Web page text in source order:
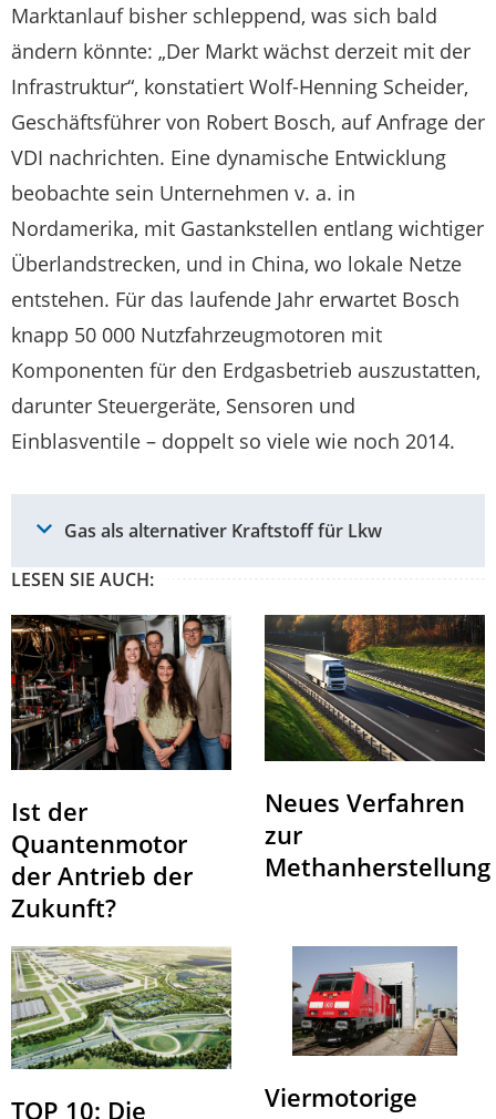
Marktanlauf bisher schleppend, was sich bald
ändern könnte: „Der Markt wächst derzeit mit der
Infrastruktur“, konstatiert Wolf-Henning Scheider,
Geschäftsführer von Robert Bosch, auf Anfrage der
VDI nachrichten. Eine dynamische Entwicklung
beobachte sein Unternehmen v. a. in
Nordamerika, mit Gastankstellen entlang wichtiger
Überlandstrecken, und in China, wo lokale Netze
entstehen. Für das laufende Jahr erwartet Bosch
knapp 50 000 Nutzfahrzeugmotoren mit
Komponenten für den Erdgasbetrieb auszustatten,
darunter Steuergeräte, Sensoren und
Einblasventile – doppelt so viele wie noch 2014.
Gas als alternativer Kraftstoff für Lkw
LESEN SIE AUCH:
Ist der
Quantenmotor
der Antrieb der
Zukunft?
Neues Verfahren
zur
Methanherstellung
TOP 10: Die
Viermotorige